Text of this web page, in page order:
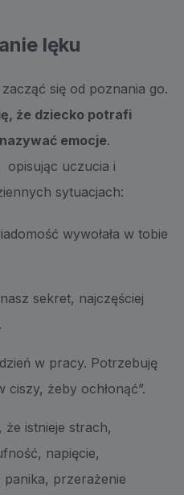
lęku
się od poznania go.
że dziecko potrafi
emocje.
uczucia i
sytuacjach:
wywołała w tobie
sekret, najczęściej
w pracy. Potrzebuję
żeby ochłonąć”.
istnieje strach,
napięcie,
panika, przerażenie